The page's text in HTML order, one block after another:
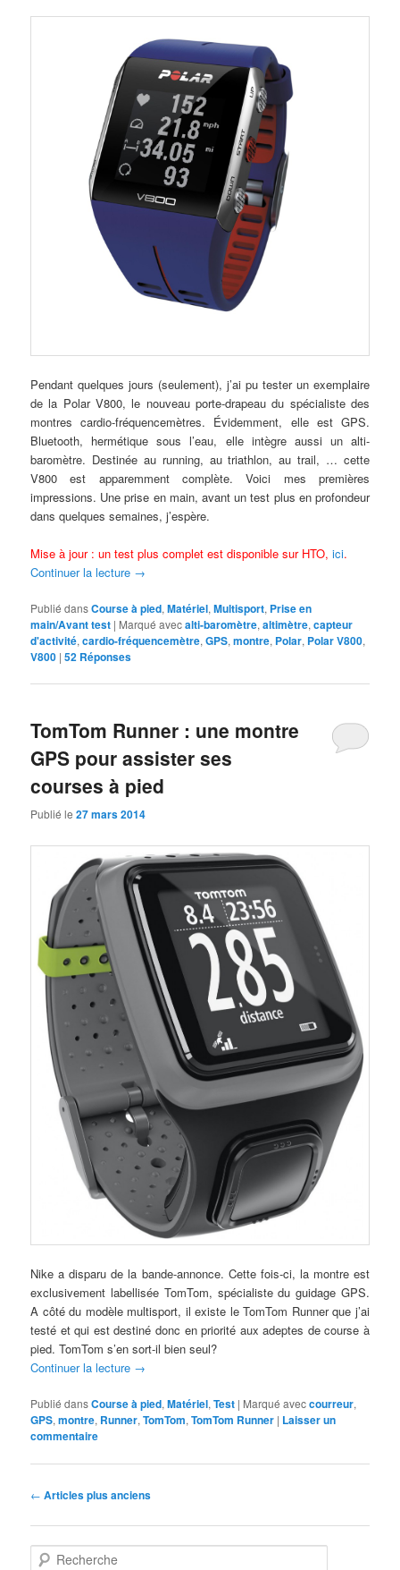
Pendant quelques jours (seulement), j’ai pu tester un exemplaire
de la Polar V800, le nouveau porte-drapeau du spécialiste des
montres cardio-fréquencemètres. Évidemment, elle est GPS.
Bluetooth, hermétique sous l’eau, elle intègre aussi un alti-
baromètre. Destinée au running, au triathlon, au trail, … cette
V800 est apparemment complète. Voici mes premières
impressions. Une prise en main, avant un test plus en profondeur
dans quelques semaines, j’espère.
Mise à jour : un test plus complet est disponible sur HTO,ici.
Continuer la lecture →
Publié dansCourse à pied,Matériel,Multisport, Prise en
main/Avant test | Marqué avecalti-baromètre,altimètre,capteur
d'activité,cardio-fréquencemètre,GPS,montre, Polar, Polar V800,
V800 |52 Réponses
TomTom Runner : une montre
GPS pour assister ses
courses à pied
Publié le27 mars 2014
Nike a disparu de la bande-annonce. Cette fois-ci, la montre est
exclusivement labellisée TomTom, spécialiste du guidage GPS.
A côté du modèle multisport, il existe le TomTom Runner que j’ai
testé et qui est destiné donc en priorité aux adeptes de course à
pied. TomTom s’en sort-il bien seul?
Continuer la lecture →
Publié dansCourse à pied,Matériel,Test | Marqué aveccourreur,
GPS,montre, Runner,TomTom,TomTom Runner | Laisser un
commentaire
Navigation
articles
← Articles plus anciens